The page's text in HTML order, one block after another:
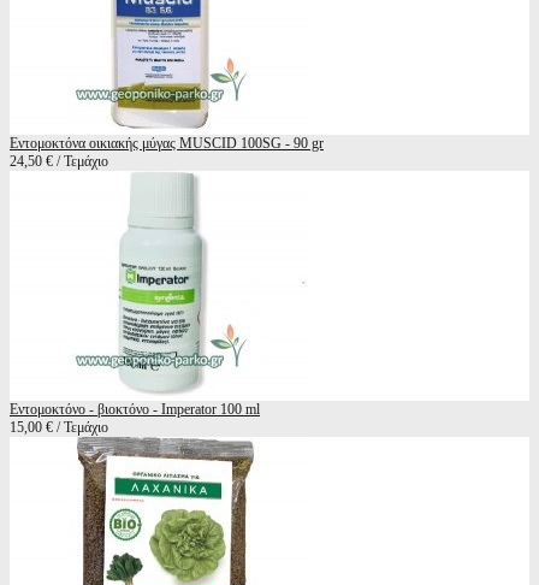
Εντομοκτόνα οικιακής μύγας MUSCID 100SG - 90 gr
24,50 € / Τεμάχιο
Εντομοκτόνο - βιοκτόνο - Imperator 100 ml
15,00 € / Τεμάχιο